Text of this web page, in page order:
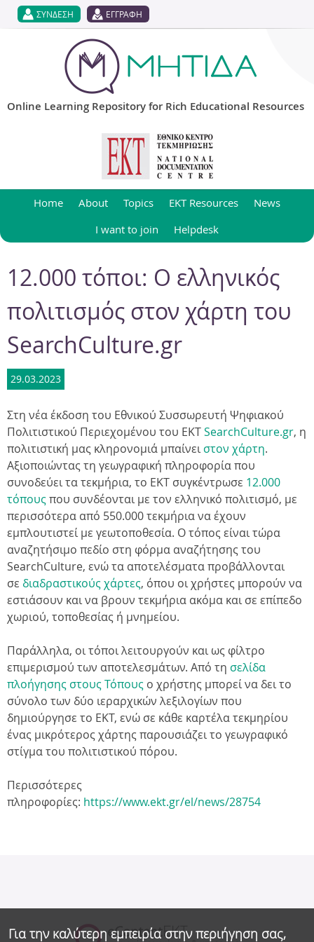
Jump to navigation
ΣΥΝΔΕΣΗ ΕΓΓΡΑΦΗ
Online Learning Repository for Rich Educational Resources
Home About Topics EKT Resources
News
I want to join
Helpdesk
12.000 τόποι: O ελληνικός
πολιτισμός στον χάρτη του
SearchCulture.gr
29.03.2023
Στη νέα έκδοση του Εθνικoύ Συσσωρευτή Ψηφιακού
Πολιτιστικού Περιεχομένου του ΕΚΤSearchCulture.gr, η
πολιτιστική μας κληρονομιά μπαίνει στον χάρτη.
Αξιοποιώντας τη γεωγραφική πληροφορία που
συνοδεύει τα τεκμήρια, το ΕΚΤ συγκέντρωσε 12.000
τόπουςπου συνδέονται με τον ελληνικό πολιτισμό, με
περισσότερα από 550.000 τεκμήρια να έχουν
εμπλουτιστεί με γεωτοποθεσία. Ο τόπος είναι τώρα
αναζητήσιμο πεδίο στη φόρμα αναζήτησης του
SearchCulture, ενώ τα αποτελέσματα προβάλλονται
σε διαδραστικούς χάρτες, όπου οι χρήστες μπορούν να
εστιάσουν και να βρουν τεκμήρια ακόμα και σε επίπεδο
χωριού, τοποθεσίας ή μνημείου.
Παράλληλα, οι τόποι λειτουργούν και ως φίλτρο
επιμερισμού των αποτελεσμάτων. Από τη σελίδα
πλοήγησης στους Τόπους ο χρήστης μπορεί να δει το
σύνολο των δύο ιεραρχικών λεξιλογίων που
δημιούργησε το ΕΚΤ, ενώ σε κάθε καρτέλα τεκμηρίου
ένας μικρότερος χάρτης παρουσιάζει το γεωγραφικό
στίγμα του πολιτιστικού πόρου.
Περισσότερες
πληροφορίες: https://www.ekt.gr/el/news/28754
Για την καλύτερη εμπειρία στην περιήγηση σας,